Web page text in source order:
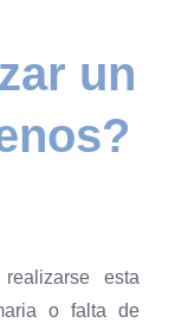
un
esta
o falta de